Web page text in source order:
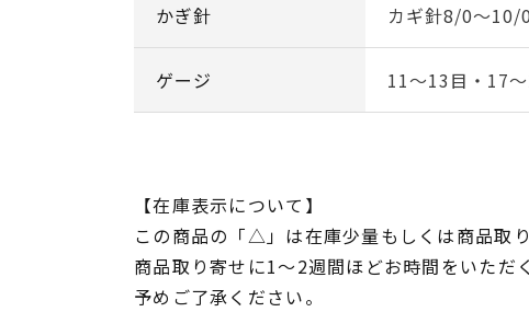
かぎ針 カギ針8/0～
ゲージ 11～13目・17
【在庫表示について】
この商品の「△」は在庫少量もしくは商品取り
商品取り寄せに1～2週間ほどお時間をいただ
予めご了承ください。